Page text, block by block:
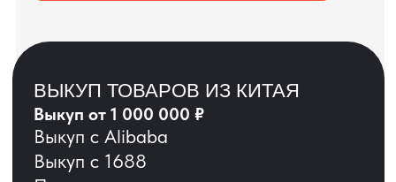
ОСТАВЬТЕ ЗАЯВКУ
Мы вернёмся с расчётом и фото после